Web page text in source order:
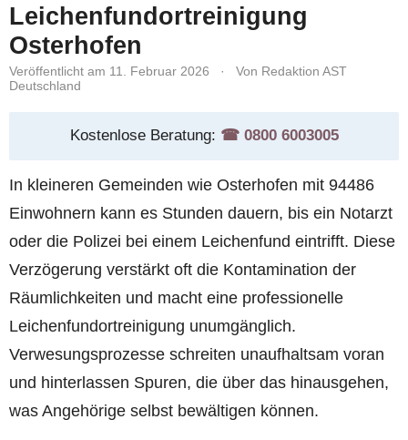
Leichenfundortreinigung
Osterhofen
Veröffentlicht am 11. Februar 2026 ·
Von Redaktion AST
Deutschland
Kostenlose Beratung: ☎︎ 0800 6003005
In kleineren Gemeinden wie Osterhofen mit 94486
Einwohnern kann es Stunden dauern, bis ein Notarzt
oder die Polizei bei einem Leichenfund eintrifft. Diese
Verzögerung verstärkt oft die Kontamination der
Räumlichkeiten und macht eine professionelle
Leichenfundortreinigung unumgänglich.
Verwesungsprozesse schreiten unaufhaltsam voran
und hinterlassen Spuren, die über das hinausgehen,
was Angehörige selbst bewältigen können.